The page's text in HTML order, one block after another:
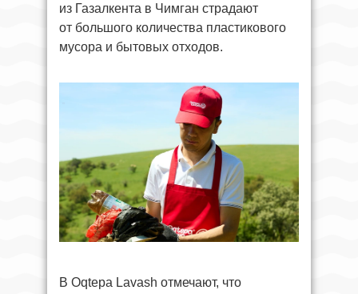
из Газалкента в Чимган страдают
от большого количества пластикового
мусора и бытовых отходов.
В Oqtepa Lavash отмечают, что